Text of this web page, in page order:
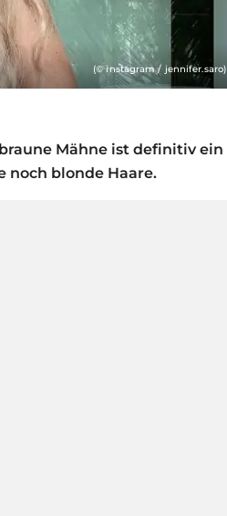
(© instagram / jennifer.saro)
Mähne ist definitiv ein
noch blonde Haare.